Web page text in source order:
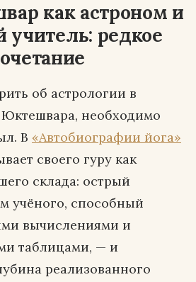
как астроном и
учитель: редкое
об астрологии в
необходимо
В «Автобиографии йога»
своего гуру как
склада: острый
учёного, способный
вычислениями и
таблицами, — и
реализованного